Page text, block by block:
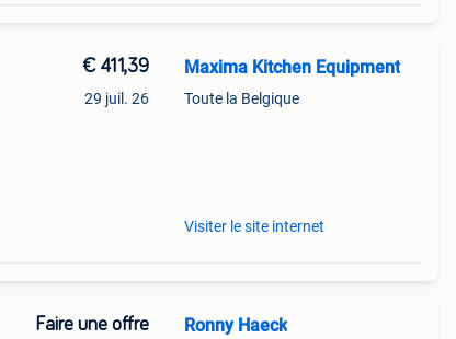
€ 411,39
29 juil. 26
Maxima Kitchen Equipment
Toute la Belgique
Visiter le site internet
Faire une offre Ronny Haeck